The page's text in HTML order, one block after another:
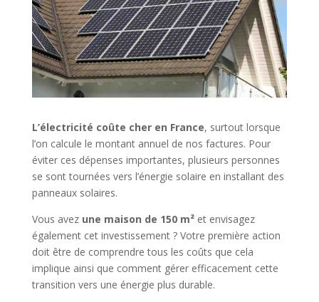
L’électricité coûte cher en France, surtout lorsque
l’on calcule le montant annuel de nos factures. Pour
éviter ces dépenses importantes, plusieurs personnes
se sont tournées vers l’énergie solaire en installant des
panneaux solaires.
Vous avezune maison de 150 m² et envisagez
également cet investissement ? Votre première action
doit être de comprendre tous les coûts que cela
implique ainsi que comment gérer efficacement cette
transition vers une énergie plus durable.